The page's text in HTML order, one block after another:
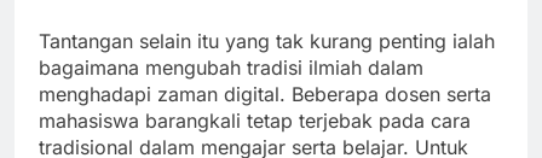
Tantangan selain itu yang tak kurang penting ialah
bagaimana mengubah tradisi ilmiah dalam
menghadapi zaman digital. Beberapa dosen serta
mahasiswa barangkali tetap terjebak pada cara
tradisional dalam mengajar serta belajar. Untuk